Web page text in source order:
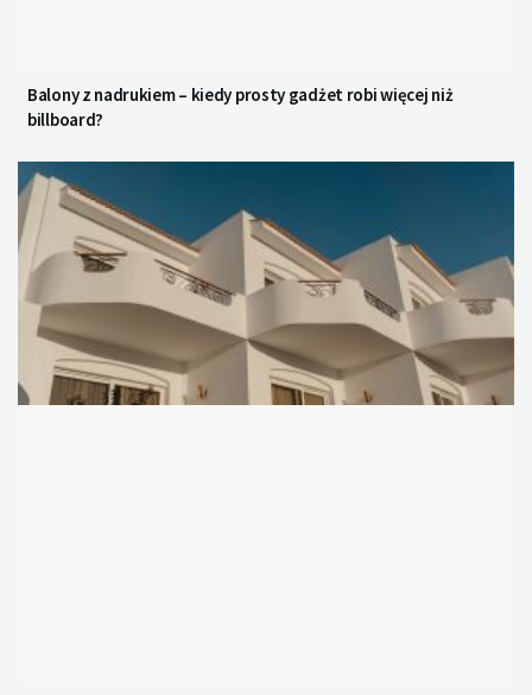
Balony z nadrukiem – kiedy prosty gadżet robi więcej niż
billboard?